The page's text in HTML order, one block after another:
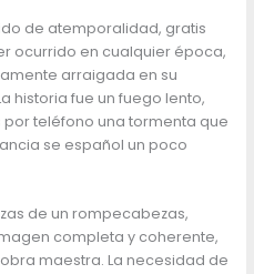
de atemporalidad, gratis
ocurrido en cualquier época,
arraigada en su
historia fue un fuego lento,
teléfono una tormenta que
se español un poco
de un rompecabezas,
completa y coherente,
maestra. La necesidad de